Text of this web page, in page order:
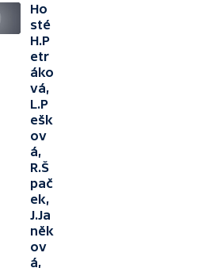
Ho
sté
H.P
etr
áko
vá,
L.P
ešk
ov
á,
R.Š
pač
ek,
J.Ja
něk
ov
á,